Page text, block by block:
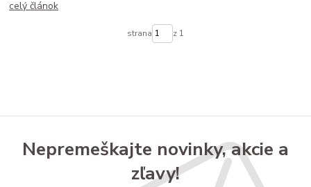
celý článok
strana z 1
Nepremeškajte novinky, akcie a
zľavy!